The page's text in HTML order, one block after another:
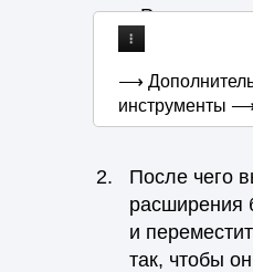
2.
После чего
расширения
и
так, чтобы
⟶
инструменты